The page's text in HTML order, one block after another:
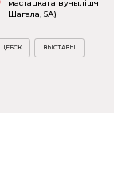
мастацкага вучылішча
Шагала, 5А)
ВЫСТАВЫ